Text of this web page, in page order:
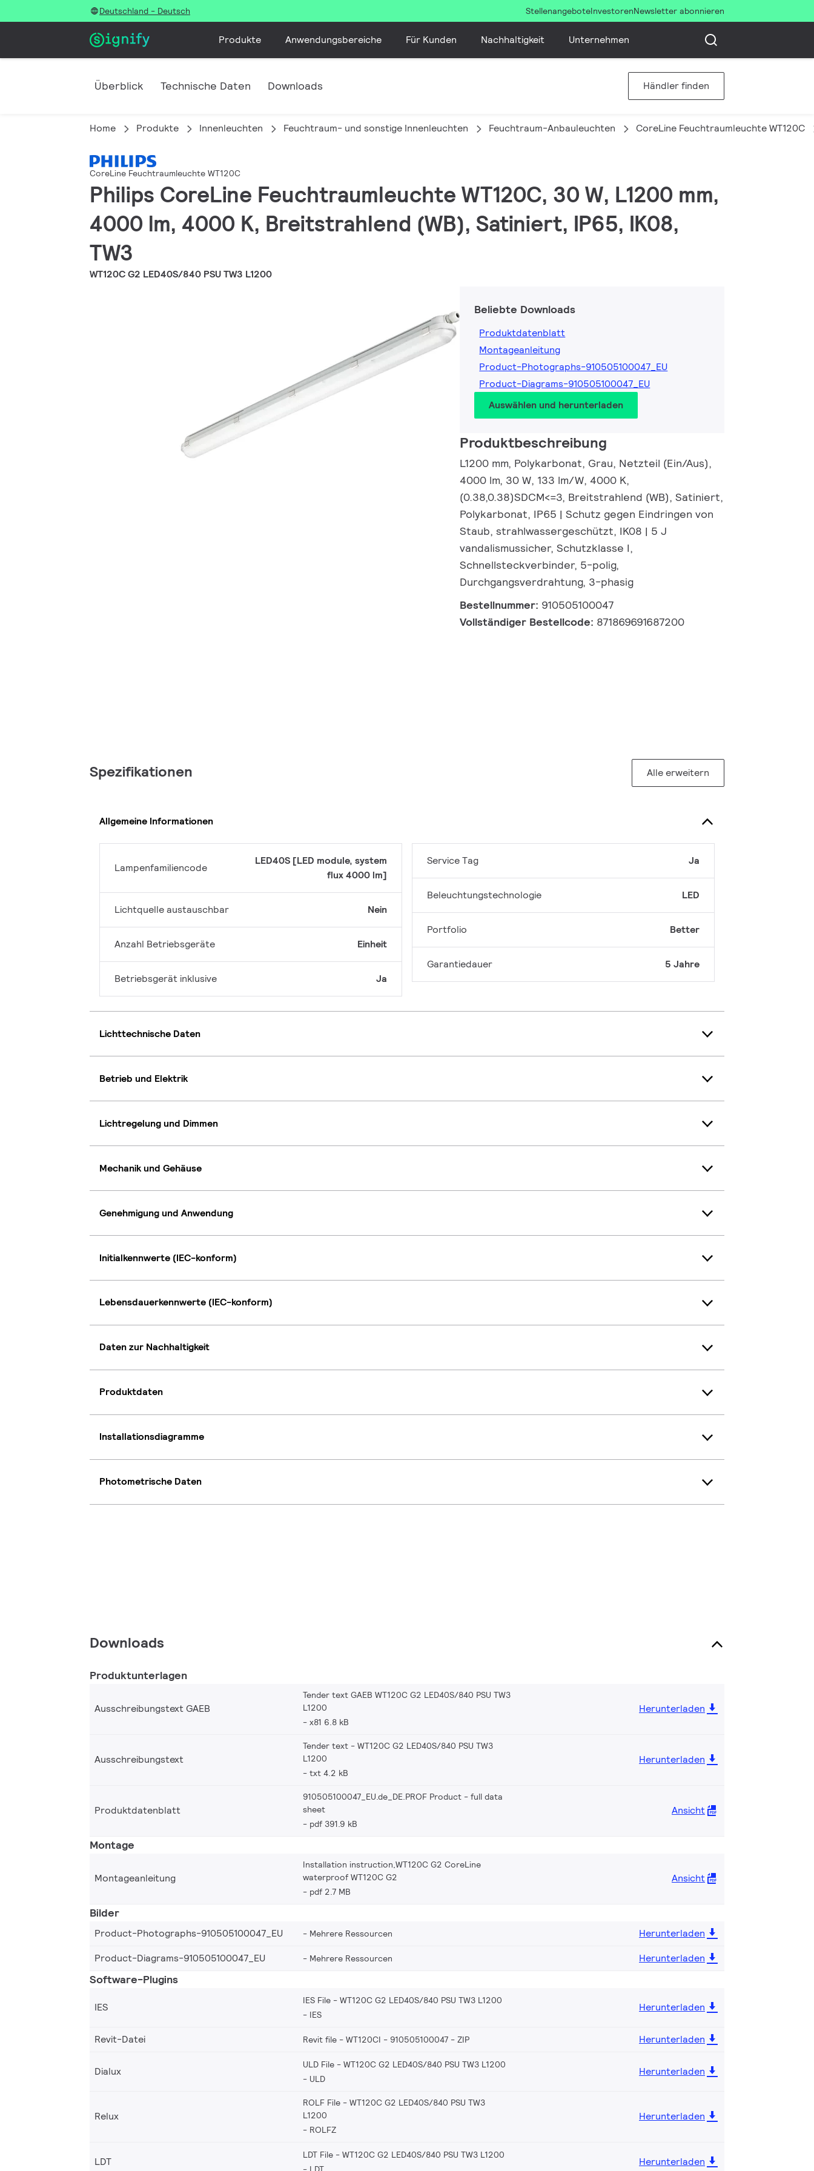
Deutschland - Deutsch StellenangeboteInvestorenNewsletter abonnieren
Produkte Anwendungsbereiche Für Kunden Nachhaltigkeit Unternehmen
Überblick Technische Daten Downloads Händler finden
Home Produkte Innenleuchten Feuchtraum- und sonstige Innenleuchten Feuchtraum-Anbauleuchten CoreLine Feuchtraumleuchte WT120C
CoreLine Feuchtraumleuchte WT120C
Philips CoreLine Feuchtraumleuchte WT120C, 30 W, L1200 mm,
4000 lm, 4000 K, Breitstrahlend (WB), Satiniert, IP65, IK08,
TW3
WT120C G2 LED40S/840 PSU TW3 L1200
Beliebte Downloads
Produktdatenblatt
Montageanleitung
Product-Photographs-910505100047_EU
Product-Diagrams-910505100047_EU
Auswählen und herunterladen
Produktbeschreibung
L1200 mm, Polykarbonat, Grau, Netzteil (Ein/Aus),
4000 lm, 30 W, 133 lm/W, 4000 K,
(0.38,0.38)SDCM<=3, Breitstrahlend (WB), Satiniert,
Polykarbonat, IP65 | Schutz gegen Eindringen von
Staub, strahlwassergeschützt, IK08 | 5 J
vandalismussicher, Schutzklasse I,
Schnellsteckverbinder, 5-polig,
Durchgangsverdrahtung, 3-phasig
Bestellnummer: 910505100047
Vollständiger Bestellcode: 871869691687200
Spezifikationen Alle erweitern
Allgemeine Informationen
Lampenfamiliencode
LED40S [LED module, system
flux 4000 lm]
Lichtquelle austauschbar Nein
Anzahl Betriebsgeräte Einheit
Betriebsgerät inklusive Ja
Service Tag Ja
Beleuchtungstechnologie LED
Portfolio Better
Garantiedauer 5 Jahre
Lichttechnische Daten
Betrieb und Elektrik
Lichtregelung und Dimmen
Mechanik und Gehäuse
Genehmigung und Anwendung
Initialkennwerte (IEC-konform)
Lebensdauerkennwerte (IEC-konform)
Daten zur Nachhaltigkeit
Produktdaten
Installationsdiagramme
Photometrische Daten
Downloads
Produktunterlagen
Ausschreibungstext GAEB
Tender text GAEB WT120C G2 LED40S/840 PSU TW3
L1200
x81 6.8 kB
Herunterladen
Ausschreibungstext
Tender text - WT120C G2 LED40S/840 PSU TW3
L1200
txt 4.2 kB
Herunterladen
Produktdatenblatt
910505100047_EU.de_DE.PROF Product - full data
sheet
pdf 391.9 kB
Ansicht
Montage
Montageanleitung
Installation instruction,WT120C G2 CoreLine
waterproof WT120C G2
pdf 2.7 MB
Ansicht
Bilder
Product-Photographs-910505100047_EU Mehrere Ressourcen
Herunterladen
Product-Diagrams-910505100047_EU
Mehrere Ressourcen Herunterladen
Software-Plugins
IES
IES File - WT120C G2 LED40S/840 PSU TW3 L1200
IES
Herunterladen
Revit-Datei Revit file - WT120CI - 910505100047 ZIP Herunterladen
Dialux
ULD File - WT120C G2 LED40S/840 PSU TW3 L1200
ULD
Herunterladen
Relux
ROLF File - WT120C G2 LED40S/840 PSU TW3
L1200
ROLFZ
Herunterladen
LDT
LDT File - WT120C G2 LED40S/840 PSU TW3 L1200
Herunterladen